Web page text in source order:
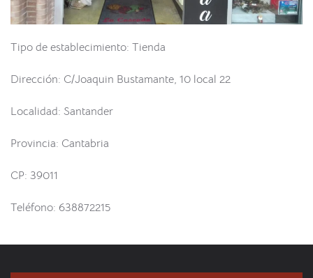
Tipo de establecimiento: Tienda
Dirección: C/Joaquin Bustamante, 10 local 22
Localidad: Santander
Provincia: Cantabria
CP: 39011
Teléfono: 638872215